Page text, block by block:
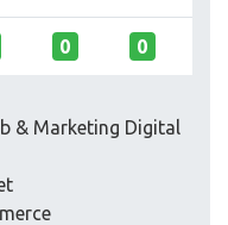
0 0
& Marketing Digital